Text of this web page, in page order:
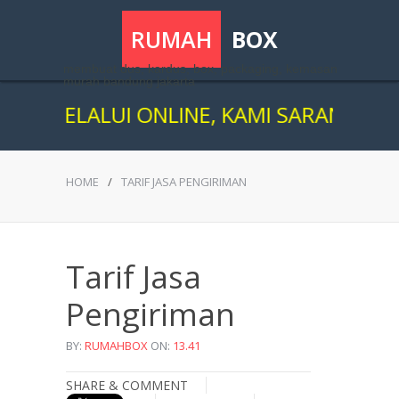
RUMAH BOX
membuat dus, kardus, box, packaging, kemasan
murah bandung jakarta
MELALUI ONLINE, KAMI SARANKAN
HOME / TARIF JASA PENGIRIMAN
Tarif Jasa
Pengiriman
BY: RUMAHBOX ON: 13.41
SHARE & COMMENT